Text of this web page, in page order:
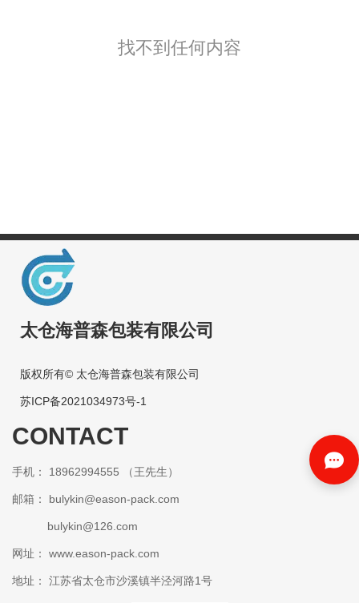
找不到任何内容
太仓海普森包装有限公司
版权所有© 太仓海普森包装有限公司
苏ICP备2021034973号-1
CONTACT
手机： 18962994555 （王先生）
邮箱： bulykin@eason-pack.com
bulykin@126.com
网址： www.eason-pack.com
地址： 江苏省太仓市沙溪镇半泾河路1号